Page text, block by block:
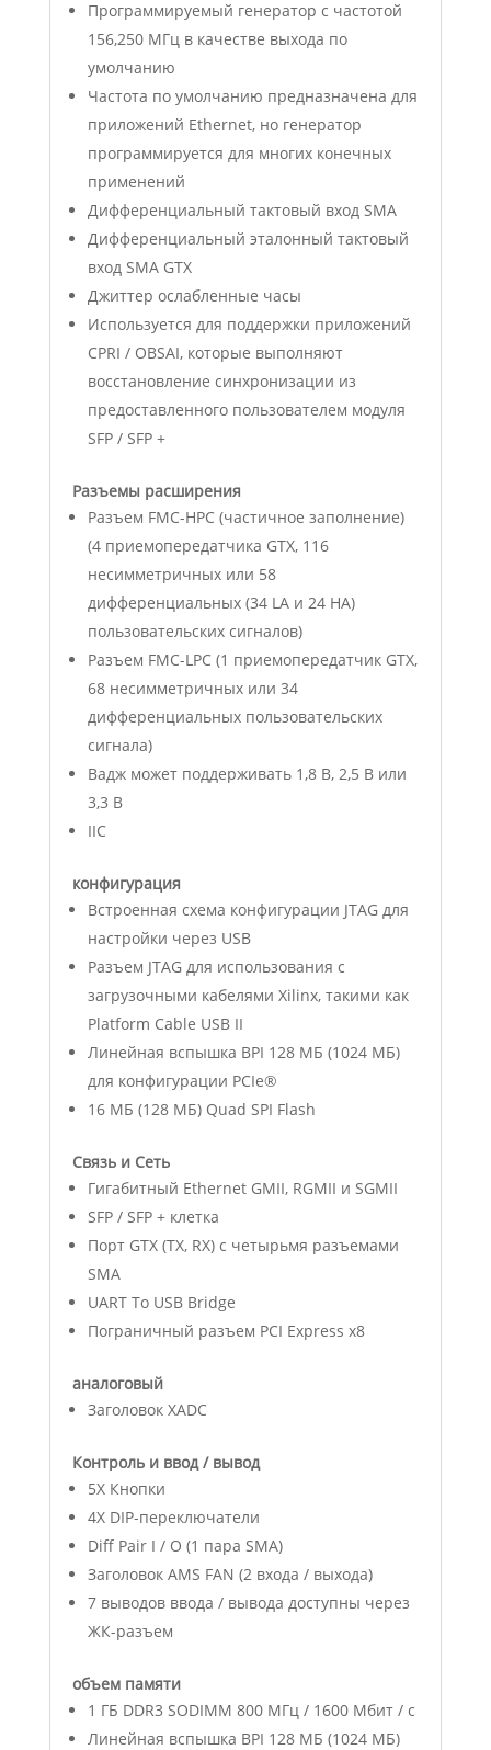
Программируемый генератор с частотой
156,250 МГц в качестве выхода по
умолчанию
Частота по умолчанию предназначена для
приложений Ethernet, но генератор
программируется для многих конечных
применений
Дифференциальный тактовый вход SMA
Дифференциальный эталонный тактовый
вход SMA GTX
Джиттер ослабленные часы
Используется для поддержки приложений
CPRI / OBSAI, которые выполняют
восстановление синхронизации из
предоставленного пользователем модуля
SFP / SFP +
Разъемы расширения
Разъем FMC-HPC (частичное заполнение)
(4 приемопередатчика GTX, 116
несимметричных или 58
дифференциальных (34 LA и 24 HA)
пользовательских сигналов)
Разъем FMC-LPC (1 приемопередатчик GTX,
68 несимметричных или 34
дифференциальных пользовательских
сигнала)
Вадж может поддерживать 1,8 В, 2,5 В или
3,3 В
IIC
конфигурация
Встроенная схема конфигурации JTAG для
настройки через USB
Разъем JTAG для использования с
загрузочными кабелями Xilinx, такими как
Platform Cable USB II
Линейная вспышка BPI 128 МБ (1024 МБ)
для конфигурации PCIe®
16 МБ (128 МБ) Quad SPI Flash
Связь и Сеть
Гигабитный Ethernet GMII, RGMII и SGMII
SFP / SFP + клетка
Порт GTX (TX, RX) с четырьмя разъемами
SMA
UART To USB Bridge
Пограничный разъем PCI Express x8
аналоговый
Заголовок XADC
Контроль и ввод / вывод
5X Кнопки
4X DIP-переключатели
Diff Pair I / O (1 пара SMA)
Заголовок AMS FAN (2 входа / выхода)
7 выводов ввода / вывода доступны через
ЖК-разъем
объем памяти
1 ГБ DDR3 SODIMM 800 МГц / 1600 Мбит / с
Линейная вспышка BPI 128 МБ (1024 МБ)